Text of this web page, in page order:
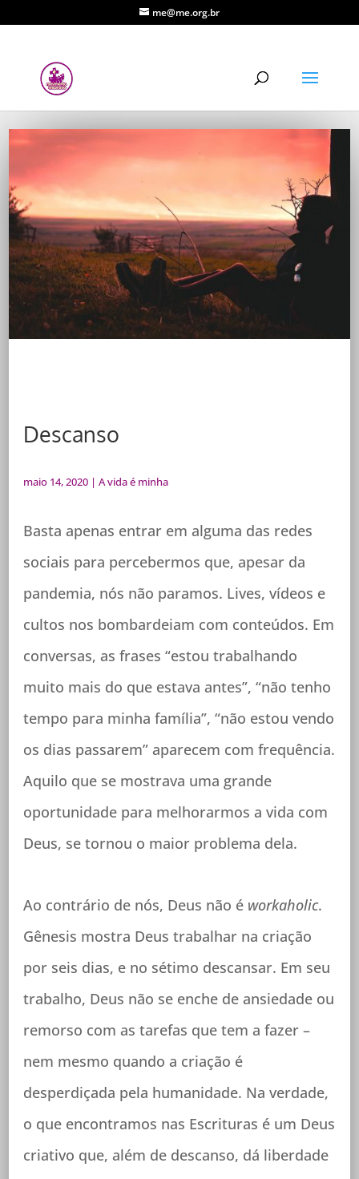
me@me.org.br
Descanso
maio 14, 2020 |A vida é minha
Basta apenas entrar em alguma das redes
sociais para percebermos que, apesar da
pandemia, nós não paramos. Lives, vídeos e
cultos nos bombardeiam com conteúdos. Em
conversas, as frases “estou trabalhando
muito mais do que estava antes”, “não tenho
tempo para minha família”, “não estou vendo
os dias passarem” aparecem com frequência.
Aquilo que se mostrava uma grande
oportunidade para melhorarmos a vida com
Deus, se tornou o maior problema dela.
Ao contrário de nós, Deus não é workaholic.
Gênesis mostra Deus trabalhar na criação
por seis dias, e no sétimo descansar. Em seu
trabalho, Deus não se enche de ansiedade ou
remorso com as tarefas que tem a fazer –
nem mesmo quando a criação é
desperdiçada pela humanidade. Na verdade,
o que encontramos nas Escrituras é um Deus
criativo que, além de descanso, dá liberdade